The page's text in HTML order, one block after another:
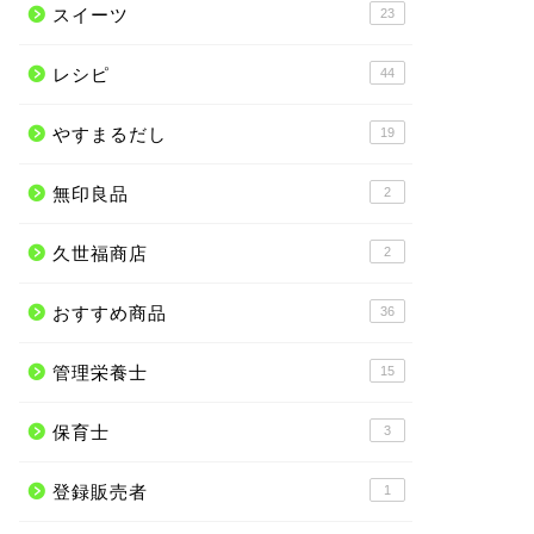
スイーツ 23
レシピ 44
やすまるだし 19
無印良品 2
久世福商店 2
おすすめ商品 36
管理栄養士 15
保育士 3
登録販売者 1